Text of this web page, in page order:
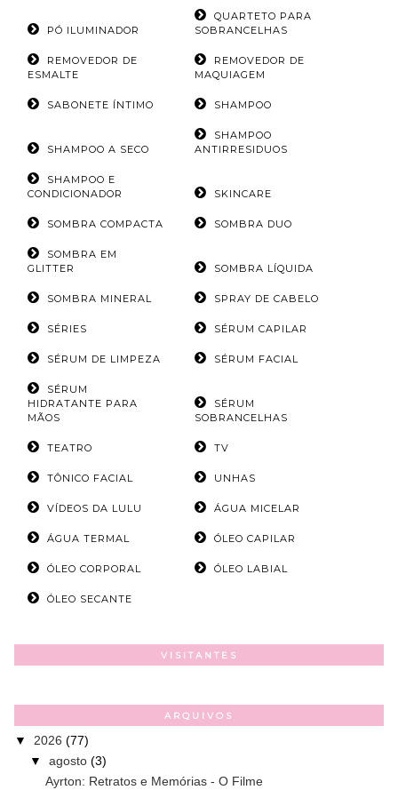
PÓ ILUMINADOR
QUARTETO PARA
SOBRANCELHAS
REMOVEDOR DE
ESMALTE
REMOVEDOR DE
MAQUIAGEM
SABONETE ÍNTIMO SHAMPOO
SHAMPOO A SECO
SHAMPOO
ANTIRRESIDUOS
SHAMPOO E
CONDICIONADOR
SKINCARE
SOMBRA COMPACTA SOMBRA DUO
SOMBRA EM
GLITTER
SOMBRA LÍQUIDA
SOMBRA MINERAL SPRAY DE CABELO
SÉRIES SÉRUM CAPILAR
SÉRUM DE LIMPEZA SÉRUM FACIAL
SÉRUM
HIDRATANTE PARA
MÃOS
SÉRUM
SOBRANCELHAS
TEATRO TV
TÔNICO FACIAL UNHAS
VÍDEOS DA LULU ÁGUA MICELAR
ÁGUA TERMAL ÓLEO CAPILAR
ÓLEO CORPORAL ÓLEO LABIAL
ÓLEO SECANTE
VISITANTES
ARQUIVOS
▼ 2026 (77)
▼ agosto (3)
Ayrton: Retratos e Memórias - O Filme